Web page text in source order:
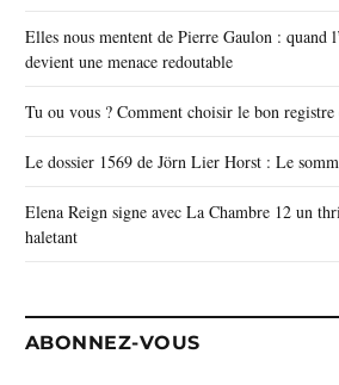
Elles nous mentent de Pierre Gaulon :
devient une menace redoutable
Tu ou vous ? Comment choisir le bon registre
Le dossier 1569 de Jörn Lier Horst : Le
Elena Reign signe avec La Chambre 12 un
haletant
ABONNEZ-VOUS